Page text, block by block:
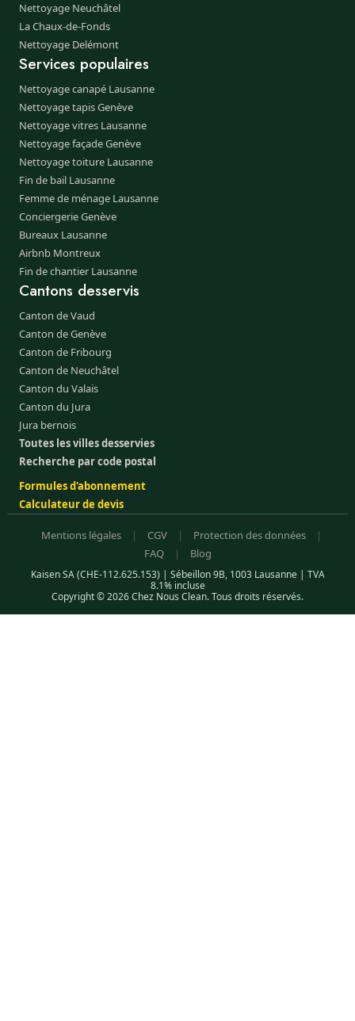
Nettoyage Neuchâtel
La Chaux-de-Fonds
Nettoyage Delémont
Services populaires
Nettoyage canapé Lausanne
Nettoyage tapis Genève
Nettoyage vitres Lausanne
Nettoyage façade Genève
Nettoyage toiture Lausanne
Fin de bail Lausanne
Femme de ménage Lausanne
Conciergerie Genève
Bureaux Lausanne
Airbnb Montreux
Fin de chantier Lausanne
Cantons desservis
Canton de Vaud
Canton de Genève
Canton de Fribourg
Canton de Neuchâtel
Canton du Valais
Canton du Jura
Jura bernois
Toutes les villes desservies
Recherche par code postal
Formules d'abonnement
Calculateur de devis
Mentions légales | CGV | Protection des données
|
FAQ
| Blog
Kaisen SA (CHE-112.625.153) | Sébeillon 9B, 1003 Lausanne | TVA
8.1% incluse
Copyright © 2026 Chez Nous Clean. Tous droits réservés.